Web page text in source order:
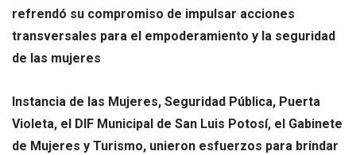
refrendó su compromiso de impulsar acciones
transversales para el empoderamiento y la seguridad
de las mujeres
Instancia de las Mujeres, Seguridad Pública, Puerta
Violeta, el DIF Municipal de San Luis Potosí, el Gabinete
de Mujeres y Turismo, unieron esfuerzos para brindar